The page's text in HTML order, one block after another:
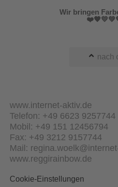
Wir bringen
nach
www.internet-aktiv.de
Telefon: +49 6623 9257744
Mobil: +49 151 12456794
Fax: +49 3212 9157744
Mail:
www.reggirainbow.de
Cookie-Einstellungen